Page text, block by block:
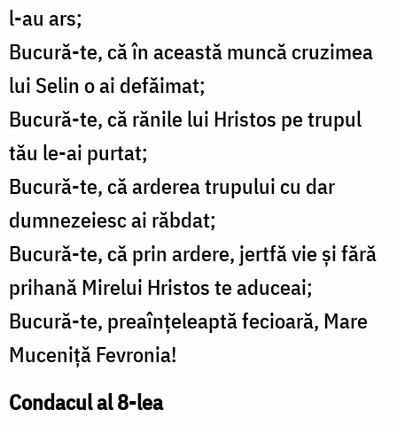
l-au ars;
Bucură-te, că în această muncă cruzimea
lui Selin o ai defăimat;
Bucură-te, că rănile lui Hristos pe trupul
tău le-ai purtat;
Bucură-te, că arderea trupului cu dar
dumnezeiesc ai răbdat;
Bucură-te, că prin ardere, jertfă vie şi fără
prihană Mirelui Hristos te aduceai;
Bucură-te, preaînţeleaptă fecioară, Mare
Muceniţă Fevronia!
Condacul al 8-lea